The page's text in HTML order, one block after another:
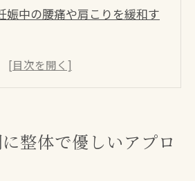
娠中の腰痛や肩こりを緩和す
院の違いとマタニティケアの
体の変化を接骨院でサポート
整体で優しいアプロ